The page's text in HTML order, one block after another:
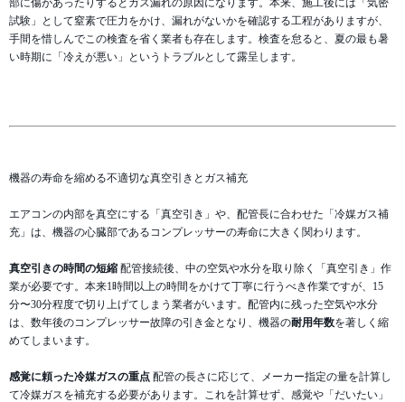
試験」として窒素で圧力をかけ、漏れがないかを確認する工程がありますが、
手間を惜しんでこの検査を省く業者も存在します。検査を怠ると、夏の最も暑
い時期に「冷えが悪い」というトラブルとして露呈します。
機器の寿命を縮める不適切な真空引きとガス補充
エアコンの内部を真空にする「真空引き」や、配管長に合わせた「冷媒ガス補
充」は、機器の心臓部であるコンプレッサーの寿命に大きく関わります。
真空引きの時間の短縮 配管接続後、中の空気や水分を取り除く「真空引き」作
業が必要です。本来1時間以上の時間をかけて丁寧に行うべき作業ですが、15
分〜30分程度で切り上げてしまう業者がいます。配管内に残った空気や水分
は、数年後のコンプレッサー故障の引き金となり、機器の耐用年数を著しく縮
めてしまいます。
感覚に頼った冷媒ガスの重点 配管の長さに応じて、メーカー指定の量を計算し
て冷媒ガスを補充する必要があります。これを計算せず、感覚や「だいたい」